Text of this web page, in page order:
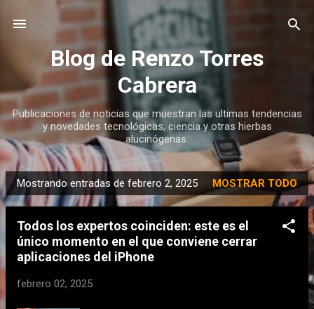
Ir al contenido principal
Blog de Renzo Torres
Cabrera
Publicaciones de noticias que muestran las ultimas tendencias
y novedades tecnológicas, ciencia y otras hierbas
alucinógenas.
E
n
Mostrando entradas de febrero 2, 2025 MOSTRAR TODO
Todos los expertos coinciden: este es el
único momento en el que conviene cerrar
aplicaciones del iPhone
febrero 02, 2025